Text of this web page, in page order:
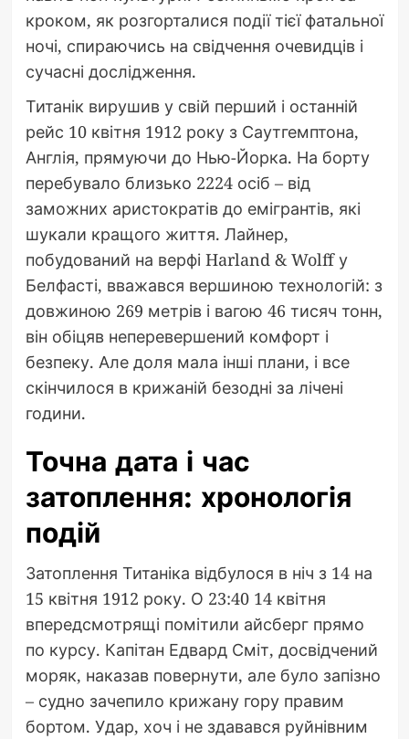
кроком, як розгорталися події тієї фатальної
ночі, спираючись на свідчення очевидців і
сучасні дослідження.
Титанік вирушив у свій перший і останній
рейс 10 квітня 1912 року з Саутгемптона,
Англія, прямуючи до Нью-Йорка. На борту
перебувало близько 2224 осіб – від
заможних аристократів до емігрантів, які
шукали кращого життя. Лайнер,
побудований на верфі Harland & Wolff у
Белфасті, вважався вершиною технологій: з
довжиною 269 метрів і вагою 46 тисяч тонн,
він обіцяв неперевершений комфорт і
безпеку. Але доля мала інші плани, і все
скінчилося в крижаній безодні за лічені
години.
Точна дата і час
затоплення: хронологія
подій
Затоплення Титаніка відбулося в ніч з 14 на
15 квітня 1912 року. О 23:40 14 квітня
впередсмотрящі помітили айсберг прямо
по курсу. Капітан Едвард Сміт, досвідчений
моряк, наказав повернути, але було запізно
– судно зачепило крижану гору правим
бортом. Удар, хоч і не здавався руйнівним